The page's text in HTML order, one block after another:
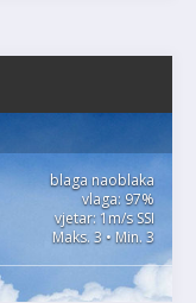
blaga naoblaka
vlaga: 97%
vjetar: 1m/s SSI
Maks. 3 • Min. 3